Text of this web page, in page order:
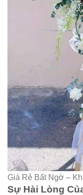
Giá Rẻ Bất Ngờ –
Sự Hài Lòng